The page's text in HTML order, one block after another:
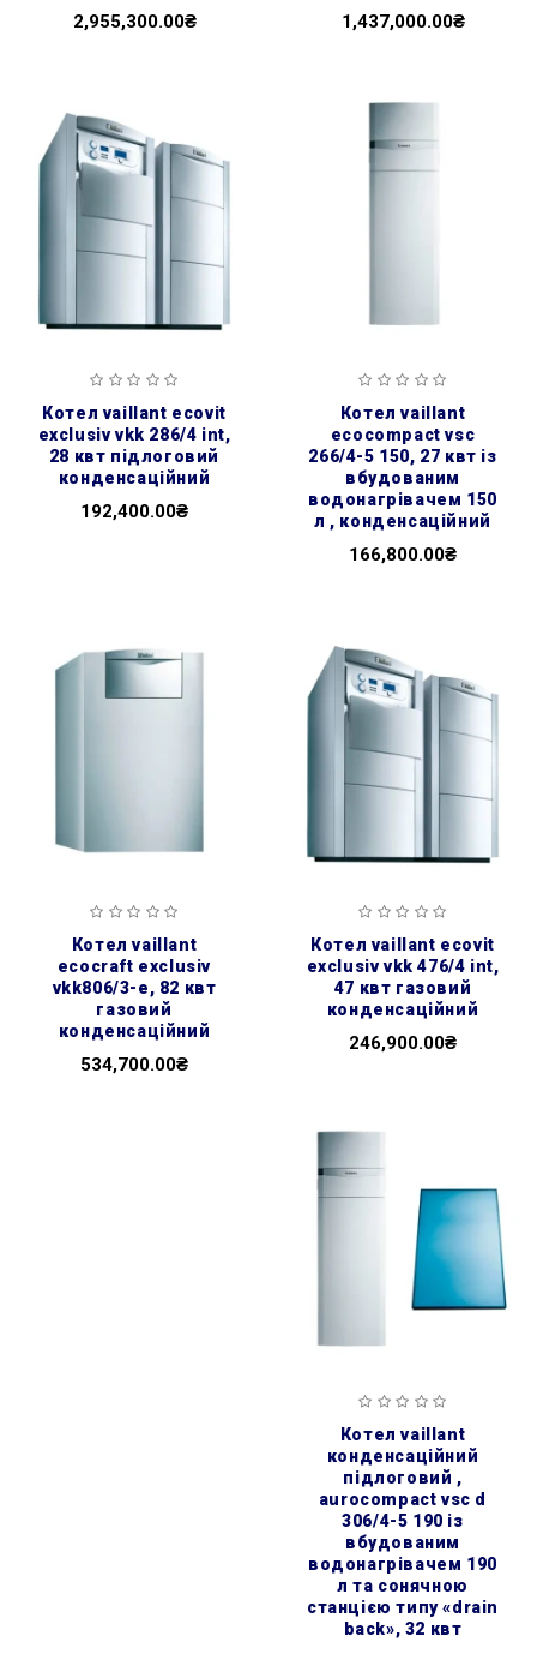
2,955,300.00₴ 1,437,000.00₴
котел vaillant ecovit
exclusiv vkk 286/4 int,
28 квт підлоговий
конденсаційний
192,400.00₴
котел vaillant
ecocompact vsc
266/4-5 150, 27 квт із
вбудованим
водонагрівачем 150
л , конденсаційний
166,800.00₴
котел vaillant
ecocraft exclusiv
vkk806/3-e, 82 квт
газовий
конденсаційний
534,700.00₴
котел vaillant ecovit
exclusiv vkk 476/4 int,
47 квт газовий
конденсаційний
246,900.00₴
котел vaillant
конденсаційний
підлоговий ,
aurocompact vsc d
306/4-5 190 із
вбудованим
водонагрівачем 190
л та сонячною
станцією типу «drain
back», 32 квт